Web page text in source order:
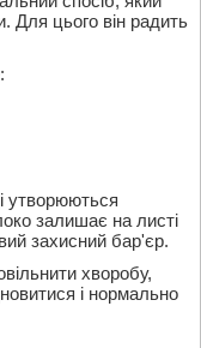
Для цього він радить
утворюються
залишає на листі
захисний бар'єр.
хворобу,
і нормально